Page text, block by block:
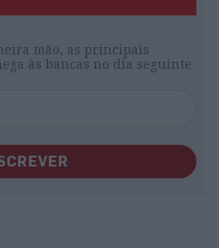
mão, as principais
às bancas no dia seguinte